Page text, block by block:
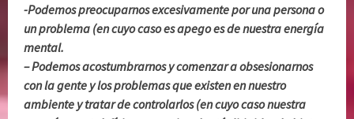
-Podemos preocuparnos excesivamente por una persona o
un problema (en cuyo caso es apego es de nuestra energía
mental.
– Podemos acostumbrarnos y comenzar a obsesionarnos
con la gente y los problemas que existen en nuestro
ambiente y tratar de controlarlos (en cuyo caso nuestra